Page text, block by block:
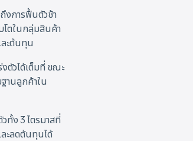
งการฟื้นตัวช้า
โตในกลุ่มสินค้า
ะต้นทุน
ตัวได้เต็มที่ ขณะ
านลูกค้าใน
ทั้ง 3 ไตรมาสที่
ะลดต้นทุนได้